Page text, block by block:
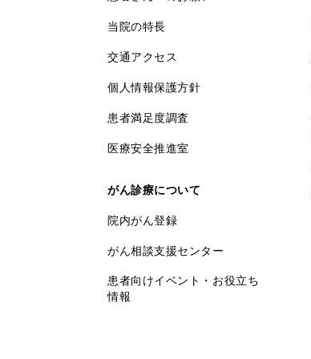
当院の特長
交通アクセス
個人情報保護方針
患者満足度調査
医療安全推進室
がん診療について
院内がん登録
がん相談支援センター
患者向けイベント・お役立ち
情報